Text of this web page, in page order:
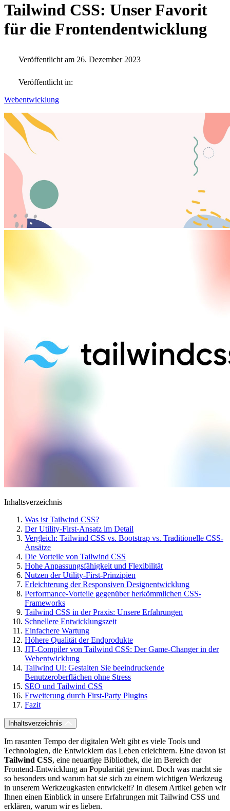
Tailwind CSS: Unser Favorit
für die Frontendentwicklung
Veröffentlicht am 26. Dezember 2023
Veröffentlicht in:
Webentwicklung
Inhaltsverzeichnis
Was ist Tailwind CSS?
Der Utility-First-Ansatz im Detail
Vergleich: Tailwind CSS vs. Bootstrap vs. Traditionelle CSS-
Ansätze
Die Vorteile von Tailwind CSS
Hohe Anpassungsfähigkeit und Flexibilität
Nutzen der Utility-First-Prinzipien
Erleichterung der Responsiven Designentwicklung
Performance-Vorteile gegenüber herkömmlichen CSS-
Frameworks
Tailwind CSS in der Praxis: Unsere Erfahrungen
Schnellere Entwicklungszeit
Einfachere Wartung
Höhere Qualität der Endprodukte
JIT-Compiler von Tailwind CSS: Der Game-Changer in der
Webentwicklung
Tailwind UI: Gestalten Sie beeindruckende
Benutzeroberflächen ohne Stress
SEO und Tailwind CSS
Erweiterung durch First-Party Plugins
Fazit
Inhaltsverzeichnis
Im rasanten Tempo der digitalen Welt gibt es viele Tools und
Technologien, die Entwicklern das Leben erleichtern. Eine davon ist
Tailwind CSS, eine neuartige Bibliothek, die im Bereich der
Frontend-Entwicklung an Popularität gewinnt. Doch was macht sie
so besonders und warum hat sie sich zu einem wichtigen Werkzeug
in unserem Werkzeugkasten entwickelt? In diesem Artikel geben wir
Ihnen einen Einblick in unsere Erfahrungen mit Tailwind CSS und
erklären, warum wir es lieben.